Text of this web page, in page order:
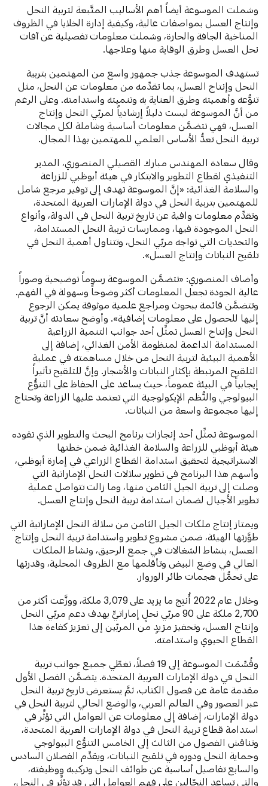
وشملت الموسوعة أيضاً أهم الأساليب المتَّبعة لتربية النحل
وإنتاج العسل بمواصفات عالية، وكيفية إدارة الخلايا في الظروف
المناخية الجافة والحارة، وشملت معلومات تفصيلية عن آفات
نحل العسل وطرق الوقاية منها وعلاجها.
تستهدف الموسوعة جذب جمهور واسع من المهتمين بتربية
النحل وإنتاج العسل، بما تقدِّمه من معلومات عن النحل، مثل
تنوُّعه وأهميته وطرق العناية به وتنميته واستدامته. وعلى الرغم
من أنَّ الموسوعة ليست دليلاً إرشادياً لمربّي النحل وإنتاج
العسل، فهي تتضمَّن معلومات أساسية وشاملة لكل مجالات
تربية النحل تعدُّ الأساس العلمي للمهتمين بهذا المجال.
وقال سعادة المهندس مبارك القصيلي المنصوري، المدير
التنفيذي لقطاع التطوير والابتكار في هيئة أبوظبي للزراعة
والسلامة الغذائية: «إنَّ الموسوعة تهدف إلى توفير مرجع شامل
للمهتمين بتربية النحل في دولة الإمارات العربية المتحدة،
وتقدِّم معلومات وافية عن تاريخ تربية النحل في الدولة، وأنواع
النحل الموجودة فيها، وممارسات تربية النحل المستدامة،
والتحديات التي تواجه مربّي النحل، وتتناول أهمية النحل في
تلقيح النباتات وإنتاج العسل».
وأضاف المنصوري: «تتضمَّن الموسوعة رسوماً توضيحية وصوراً
عالية الجودة تجعل المعلومات أكثر وضوحاً وسهولة في الفهم.
وتتضمَّن قائمة ببحوث ومراجع علمية موثوقة يمكن الرجوع
إليها للحصول على معلومات إضافية». وأوضح سعادته أنَّ تربية
النحل وإنتاج العسل تمثِّل أحد جوانب التنمية الزراعية
المستدامة الداعمة لمنظومة الأمن الغذائي، إضافة إلى
الأهمية البيئية لتربية النحل من خلال مساهمته في عملية
التلقيح المرتبطة بإكثار النباتات والأشجار. وإنَّ للتلقيح تأثيراً
إيجابياً في البيئة عموماً، حيث يساعد على الحفاظ على التنوُّع
البيولوجي والنُّظم الإيكولوجية التي تعتمد عليها الزراعة وتحتاج
إليها مجموعة واسعة من النباتات.
الموسوعة تمثِّل أحد إنجازات برنامج البحث والتطوير الذي تقوده
هيئة أبوظبي للزراعة والسلامة الغذائية ضمن خطتها
الاستراتيجية لتحقيق استدامة القطاع الزراعي في إمارة أبوظبي،
وأسهم هذا البرنامج في تطوير سلالات النحل الإماراتية التي
وصلت إلى تربية الجيل الثامن منها، وما زالت تتواصل عملية
تطوير الأجيال لضمان استدامة تربية النحل وإنتاج العسل.
ويمتاز إنتاج ملكات الجيل الثامن من سلالة النحل الإماراتية التي
طوَّرتها الهيئة، ضمن مشروع تطوير واستدامة تربية النحل وإنتاج
العسل، بنشاط الشغالات في جمع الرحيق، ونشاط الملكات
العالي في وضع البيض وتأقلمها مع الظروف المحلية، وقدرتها
على تحمُّل هجمات طائر الوروار.
وخلال عام 2022 أُنتِج ما يزيد على 3,079 ملكة، ووزَّعت أكثر من
2,700 ملكة على 90 مربّي نحلٍ إماراتيٍّ بهدف دعم مربّي النحل
وإنتاج العسل، وتحفيز مزيدٍ من المربّين إلى تعزيز كفاءة هذا
القطاع الحيوي واستدامته.
وقُسِّمَت الموسوعة إلى 19 فصلاً، تغطّي جميع جوانب تربية
النحل في دولة الإمارات العربية المتحدة. يتضمَّن الفصل الأول
مقدمة عامة عن فصول الكتاب، ثمَّ يستعرض تاريخ تربية النحل
عبر العصور وفي العالم العربي، والوضع الحالي لتربية النحل في
دولة الإمارات، إضافة إلى معلومات عن العوامل التي تؤثِّر في
استدامة قطاع تربية النحل في دولة الإمارات العربية المتحدة،
وتناقش الفصول من الثالث إلى الخامس التنوُّع البيولوجي
وحماية النحل ودوره في تلقيح النباتات، ويقدِّم الفصلان السادس
والسابع تفاصيل أساسية عن طوائف النحل وتركيبه ووظيفته،
والتي تساعد النحّالين على فهم العوامل التي قد تؤثِّر في النحل،